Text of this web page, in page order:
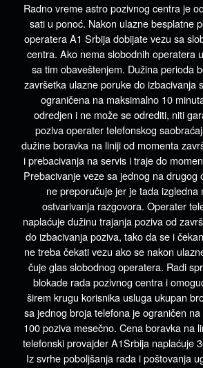
Radno vreme astro pozivnog centra je
sati u ponoć. Nakon ulazne besplatne
operatera A1 Srbija dobijate vezu sa
centra. Ako nema slobodnih operatera
sa tim obaveštenjem. Dužina perioda
završetka ulazne poruke do izbacivanja
ograničena na maksimalno 10
odredjen i ne može se odrediti, niti
poziva operater telefonskog
dužine boravka na liniji od momenta
i prebacivanja na servis i traje do
Prebacivanje veze sa jednog na drugog
ne preporučuje jer je tada izgledna
ostvarivanja razgovora. Operater
naplaćuje dužinu trajanja poziva od
do izbacivanja poziva, tako da se i
ne treba čekati vezu ako se nakon
čuje glas slobodnog operatera. Radi
blokade rada pozivnog centra i
širem krugu korisnika usluga ukupan
sa jednog broja telefona je ograničen
100 poziva mesečno. Cena boravka na
telefonski provajder A1Srbija naplaćuje
Iz svrhe poboljšanja rada i poštovanja